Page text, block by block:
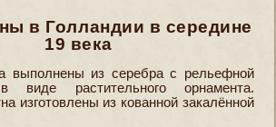
в Голландии в середине
19 века
выполнены из серебра с рельефной
виде растительного орнамента.
изготовлены из кованной закалённой